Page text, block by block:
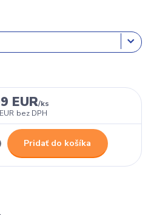
EUR/ks
bez DPH
Pridať do košíka